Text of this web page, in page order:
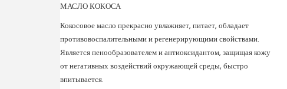
МАСЛО КОКОСА
Кокосовое масло прекрасно увлажняет, питает, обладает
противовоспалительными и регенерирующими свойствами.
Является пенообразователем и антиоксидантом, защищая кожу
от негативных воздействий окружающей среды, быстро
впитывается.